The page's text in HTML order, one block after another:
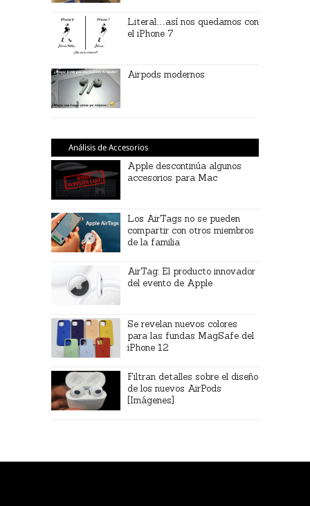
Literal…así nos quedamos con
el iPhone 7
Airpods modernos
Análisis de Accesorios
Apple descontinúa algunos
accesorios para Mac
Los AirTags no se pueden
compartir con otros miembros
de la familia
AirTag: El producto innovador
del evento de Apple
Se revelan nuevos colores
para las fundas MagSafe del
iPhone 12
Filtran detalles sobre el diseño
de los nuevos AirPods
[Imágenes]